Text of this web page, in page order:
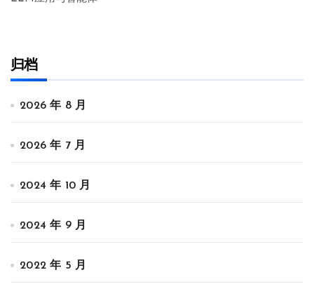
归档
2026 年 8 月
2026 年 7 月
2024 年 10 月
2024 年 9 月
2022 年 5 月